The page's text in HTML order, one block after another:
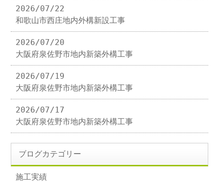
2026/07/22
和歌山市西庄地内外構新設工事
2026/07/20
大阪府泉佐野市地内新築外構工事
2026/07/19
大阪府泉佐野市地内新築外構工事
2026/07/17
大阪府泉佐野市地内新築外構工事
ブログカテゴリー
施工実績